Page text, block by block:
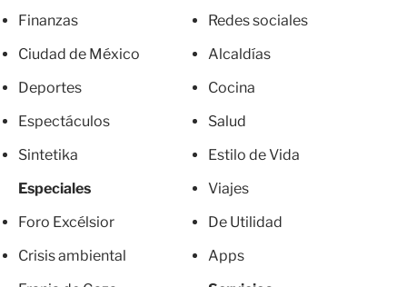
Finanzas
Ciudad de México
Deportes
Espectáculos
Sintetika
Especiales
Foro Excélsior
Crisis ambiental
Redes sociales
Alcaldías
Cocina
Salud
Estilo de Vida
Viajes
De Utilidad
Apps